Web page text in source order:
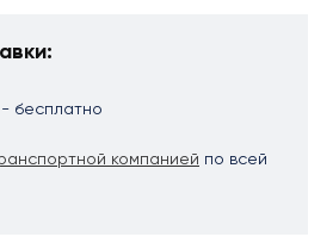
бесплатно
компанией по всей